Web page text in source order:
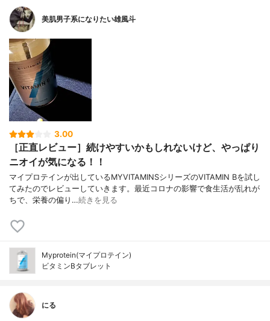
美肌男子系になりたい雄風斗
3.00
［正直レビュー］続けやすいかもしれないけど、やっぱり
ニオイが気になる！！
マイプロテインが出しているMYVITAMINSシリーズのVITAMIN Bを試し
てみたのでレビューしていきます。最近コロナの影響で食生活が乱れが
ちで、栄養の偏り…続きを見る
Myprotein(マイプロテイン)
ビタミンBタブレット
にる